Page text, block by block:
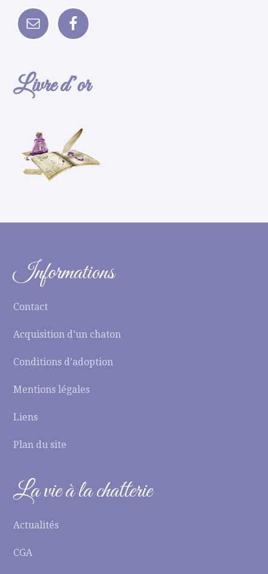
Livre d’or
Informations
Contact
Acquisition d’un chaton
Conditions d’adoption
Mentions légales
Liens
Plan du site
La vie à la chatterie
Actualités
CGA